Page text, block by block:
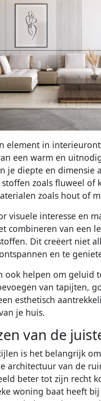
element in
een warm en
je diepte en dimensie
zoals fluweel of
zoals hout of
visuele interesse en
combineren van een
Dit creëert niet
en te
ook helpen om geluid
van tapijten,
esthetisch
je huis.
van de
is het belangrijk
architectuur van de
beter tot zijn recht
woning baat heeft